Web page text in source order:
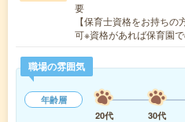
要
【保育士資格をお持ち
可※資格があれば保育園
職場の雰囲気
年齢層
20代
30代